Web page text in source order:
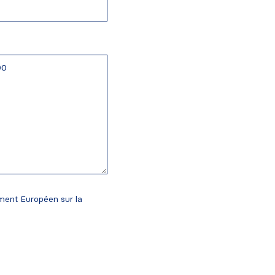
Européen sur la